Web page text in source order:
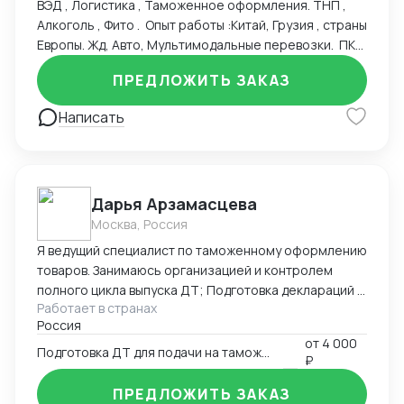
ВЭД , Логистика , Таможенное оформления. ТНП ,
Алкоголь , Фито . Опыт работы :Китай, Грузия , страны
Европы. Жд, Авто, Мультимодальные перевозки. ПКТ
, ПЛП , Владивосток , Новороссийск , жд станции
Москвы, авто терминалы. Альта Софт, Такса , ЛК ФТС
. ТНВЭД , Инвойс, Спецификация , Упаковочный лист
Проверка торговых марок Контракты ВЭД
менеджер
Написать
ПРЕДЛОЖИТЬ ЗАКАЗ
Дарья Арзамасцева
Москва, Россия
Я ведущий специалист по таможенному оформлению
товаров. Занимаюсь организацией и контролем
полного цикла выпуска ДТ; Подготовка деклараций в
режиме экспорта ,импорта, реэкспорта
лекарственных средств и медицинский изделий, так
же импорт медицинского оборудования,
таможенная процедура - таможенный склад;
заполнение КДТ. Своевременное и качественное
Работает в странах
Россия
от 4 000
₽
ПРЕДЛОЖИТЬ ЗАКАЗ